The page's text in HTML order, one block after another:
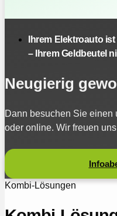
Ihrem Elektroauto
– Ihrem Geldbeutel
Neugierig
Dann besuchen Sie einen
oder online. Wir freuen
Kombi-Lösungen